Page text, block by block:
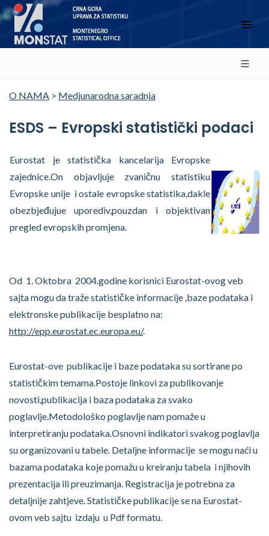
O NAMA > Medjunarodna saradnja
ESDS – Evropski statistički podaci
Eurostat je statistička kancelarija Evropske
zajednice.On objavljuje zvaničnu statistiku
Evropske unije i ostale evropske statistika,dakle
obezbjeđujue uporediv,pouzdan i objektivan
pregled evropskih promjena.
Od 1. Oktobra 2004.godine korisnici Eurostat-ovog veb
sajta mogu da traže statističke informacije ,baze podataka i
elektronske publikacije besplatno na:
http://epp.eurostat.ec.europa.eu/.
Eurostat-ove publikacije i baze podataka su sortirane po
statističkim temama.Postoje linkovi za publikovanje
novosti,publikacija i baza podataka za svako
poglavlje.Metodološko poglavlje nam pomaže u
interpretiranju podataka.Osnovni indikatori svakog poglavlja
su organizovani u tabele. Detaljne informacije se mogu naći u
bazama podataka koje pomažu u kreiranju tabela i njihovih
prezentacija ili preuzimanja. Registracija je potrebna za
detaljnije zahtjeve. Statističke publikacije se na Eurostat-
ovom veb sajtu izdaju u Pdf formatu.